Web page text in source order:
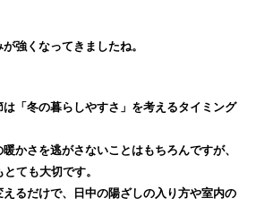
が強くなってきましたね。
「冬の暮らしやすさ」を考えるタイミング
かさを逃がさないことはもちろんですが、
ても大切です。
るだけで、日中の陽ざしの入り方や室内の